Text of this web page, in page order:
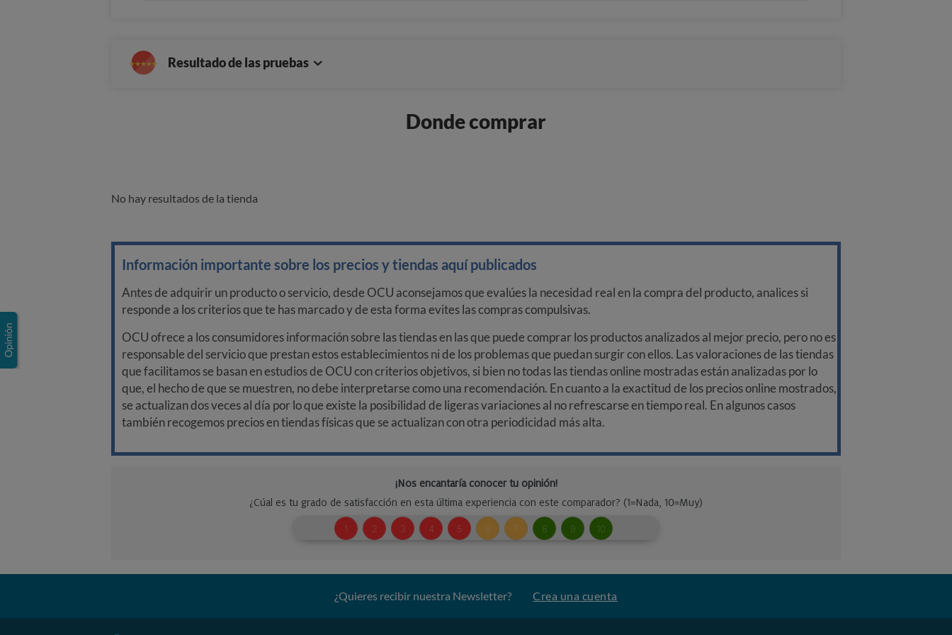
Resultado de las pruebas
Donde comprar
No hay resultados de la tienda
Información importante sobre los precios y tiendas aquí publicados
Antes de adquirir un producto o servicio, desde OCU aconsejamos que evalúes la necesidad real en la compra del producto, analices si
responde a los criterios que te has marcado y de esta forma evites las compras compulsivas.
OCU ofrece a los consumidores información sobre las tiendas en las que puede comprar los productos analizados al mejor precio, pero no es
responsable del servicio que prestan estos establecimientos ni de los problemas que puedan surgir con ellos. Las valoraciones de las tiendas
que facilitamos se basan en estudios de OCU con criterios objetivos, si bien no todas las tiendas online mostradas están analizadas por lo
que, el hecho de que se muestren, no debe interpretarse como una recomendación. En cuanto a la exactitud de los precios online mostrados,
se actualizan dos veces al día por lo que existe la posibilidad de ligeras variaciones al no refrescarse en tiempo real. En algunos casos
también recogemos precios en tiendas físicas que se actualizan con otra periodicidad más alta.
¿Quieres recibir nuestra Newsletter? Crea una cuenta